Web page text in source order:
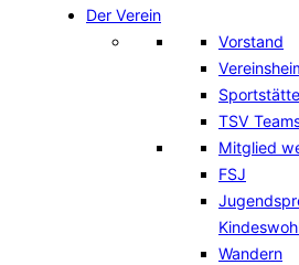
Der Verein
Vorstand
TSV
Mitglied
FSJ
Wandern